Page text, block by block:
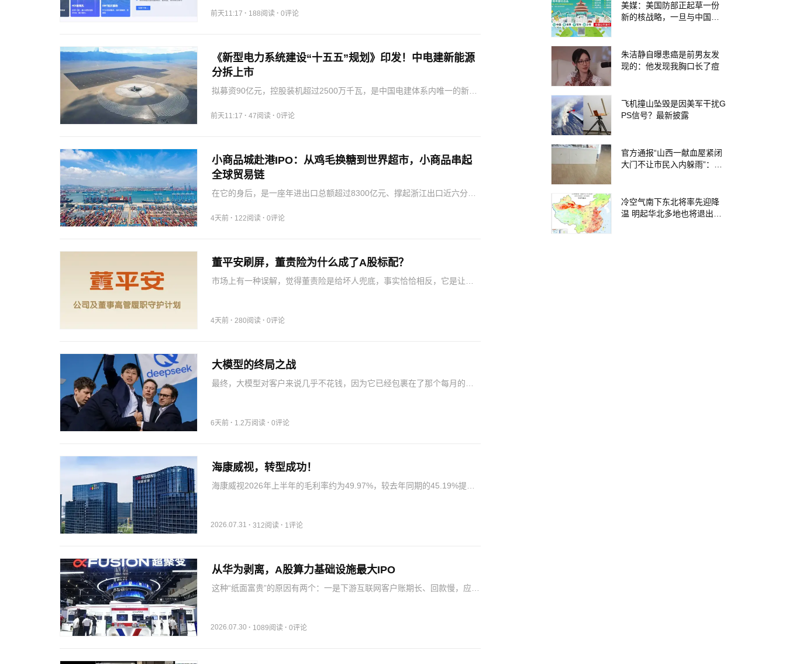
前天11:17 · 188阅读 · 0评论
《新型电力系统建设“十五五”规划》印发！中电建新能源
分拆上市
拟募资90亿元，控股装机超过2500万千瓦，是中国电建体系内唯一的新能
润均逐年增长，三年净利润累计超过64亿元，符合主板上市标准绰绰有
前天11:17 · 47阅读 · 0评论
小商品城赴港IPO：从鸡毛换糖到世界超市，小商品串起
全球贸易链
在它的身后，是一座年进出口总额超过8300亿元、撑起浙江出口近六分之
营业收入分别约为113.00亿元、157.37亿元和199.2…
4天前 · 122阅读 · 0评论
董平安刷屏，董责险为什么成了A股标配？
市场上有一种误解，觉得董责险是给坏人兜底，事实恰恰相反，它是让愿
责人、董事会秘书…
4天前 · 280阅读 · 0评论
大模型的终局之战
最终，大模型对客户来说几乎不花钱，因为它已经包裹在了那个每月的云
身，而在于它能不…
6天前 · 1.2万阅读 · 0评论
海康威视，转型成功！
海康威视2026年上半年的毛利率约为49.97%，较去年同期的45.19%提升
2026.07.31 · 312阅读 · 1评论
从华为剥离，A股算力基础设施最大IPO
这种“纸面富贵”的原因有两个：一是下游互联网客户账期长、回款慢，应收
2026.07.30 · 1089阅读 · 0评论
美媒：美国防部正起草一份
新的核战略，一旦与中国或
家：赤裸裸的“核讹诈”
朱洁静自曝患癌是前男友发
现的：他发现我胸口长了痘
飞机撞山坠毁是因美军干扰G
PS信号？最新披露
官方通报“山西一献血屋紧闭
大门不让市民入内躲雨”：工
雨的情况，已批评教育
冷空气南下东北将率先迎降
温 明起华北多地也将退出高